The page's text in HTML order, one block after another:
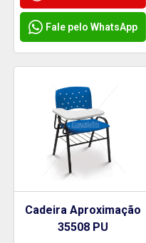
Fale pelo WhatsApp
Cadeira Aproximação
35508 PU